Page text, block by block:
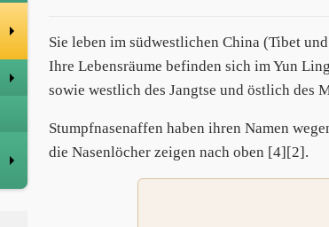
Sie leben im südwestlichen China (Tibet
Ihre Lebensräume befinden sich im Yun
sowie westlich des Jangtse und östlich des
Stumpfnasenaffen haben ihren Namen
die Nasenlöcher zeigen nach oben [4][2].